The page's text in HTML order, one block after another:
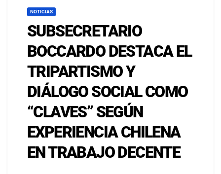
NOTICIAS
SUBSECRETARIO
BOCCARDO DESTACA EL
TRIPARTISMO Y
DIÁLOGO SOCIAL COMO
“CLAVES” SEGÚN
EXPERIENCIA CHILENA
EN TRABAJO DECENTE